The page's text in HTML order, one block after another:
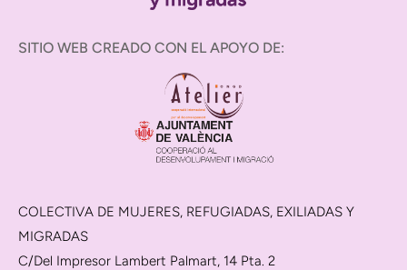
SITIO WEB CREADO CON EL APOYO DE:
COLECTIVA DE MUJERES, REFUGIADAS, EXILIADAS Y
MIGRADAS
C/Del Impresor Lambert Palmart, 14 Pta. 2